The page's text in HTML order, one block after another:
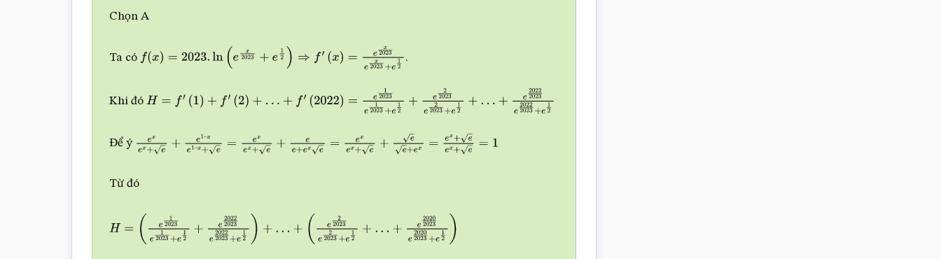
Chọn A
Ta có f( x)= 2023.ln(e x2023 +e 2 ⇒ f′ (x )= x 2023e x2023+ e 12 .
Khi đó H=f′ 1 +f′( ) +… +f′ 2022 ) =e 12023e12023+ e12+ e22023 e22023+ 1 + …
Để ý exex+ + 1–xe1– +e =exex e +ee+ex =e xex+e e +ex= x+ eex+e =1
Từ đó
H=(e 12023e 1 2023 + e12+ e 2022 2023e 20222023+ e 12 + … +